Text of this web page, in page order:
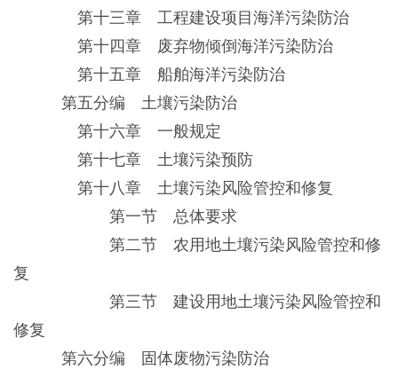
第十三章 工程建设项目海洋污染防治
第十四章 废弃物倾倒海洋污染防治
第十五章 船舶海洋污染防治
第五分编 土壤污染防治
第十六章 一般规定
第十七章 土壤污染预防
第十八章 土壤污染风险管控和修复
第一节 总体要求
第二节 农用地土壤污染风险管控和修
复
第三节 建设用地土壤污染风险管控和
修复
第六分编 固体废物污染防治